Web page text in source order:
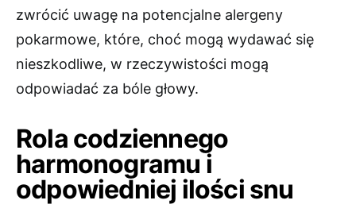
zwrócić uwagę na potencjalne alergeny
pokarmowe, które, choć mogą wydawać się
nieszkodliwe, w rzeczywistości mogą
odpowiadać za bóle głowy.
Rola codziennego
harmonogramu i
odpowiedniej ilości snu